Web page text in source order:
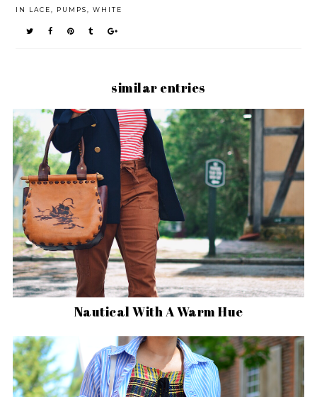
IN LACE PUMPS WHITE
similar entries
Nautical With A Warm Hue